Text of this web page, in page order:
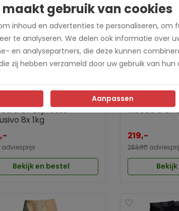
d’Or Espresso
8x 1kg
adviesprijs
Bekijk en bestel
Mocca d’Or
219,-
263,60
maakt gebruik van cookies
inhoud en advertenties te personaliseren, om
te analyseren. We delen ook informatie over
en analysepartners, die deze kunnen
zij hebben verzameld door uw gebruik van hun
Aanpassen